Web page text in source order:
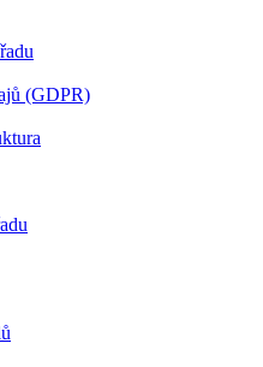
(GDPR)